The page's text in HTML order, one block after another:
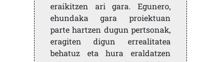
eraikitzen ari gara. Egunero,
ehundaka gara proiektuan
parte hartzen dugun pertsonak,
eragiten digun errealitatea
behatuz eta hura eraldatzen